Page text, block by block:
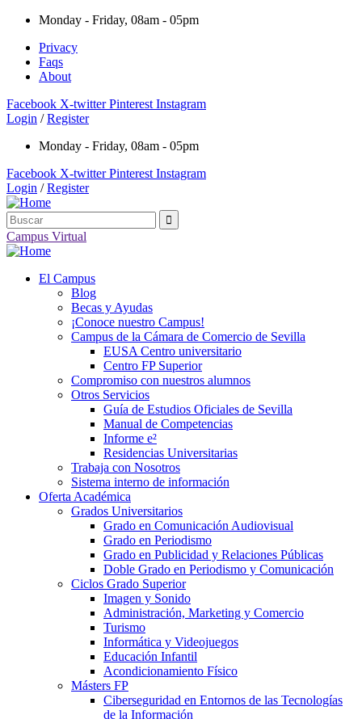
Monday - Friday, 08am - 05pm
Privacy
Faqs
About
Facebook X-twitter Pinterest Instagram
Login / Register
Monday - Friday, 08am - 05pm
Facebook X-twitter Pinterest Instagram
Login / Register
Campus Virtual
El Campus
Blog
Becas y Ayudas
¡Conoce nuestro Campus!
Campus de la Cámara de Comercio de Sevilla
EUSA Centro universitario
Centro FP Superior
Compromiso con nuestros alumnos
Otros Servicios
Guía de Estudios Oficiales de Sevilla
Manual de Competencias
Informe e²
Residencias Universitarias
Trabaja con Nosotros
Sistema interno de información
Oferta Académica
Grados Universitarios
Grado en Comunicación Audiovisual
Grado en Periodismo
Grado en Publicidad y Relaciones Públicas
Doble Grado en Periodismo y Comunicación
Ciclos Grado Superior
Imagen y Sonido
Administración, Marketing y Comercio
Turismo
Informática y Videojuegos
Educación Infantil
Acondicionamiento Físico
Másters FP
Ciberseguridad en Entornos de las Tecnologías
de la Información